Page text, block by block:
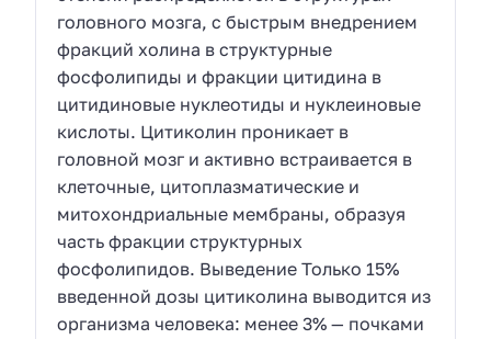
головного мозга, с быстрым внедрением
фракций холина в структурные
фосфолипиды и фракции цитидина в
цитидиновые нуклеотиды и нуклеиновые
кислоты. Цитиколин проникает в
головной мозг и активно встраивается в
клеточные, цитоплазматические и
митохондриальные мембраны, образуя
часть фракции структурных
фосфолипидов. Выведение Только 15%
введенной дозы цитиколина выводится из
организма человека: менее 3% — почками